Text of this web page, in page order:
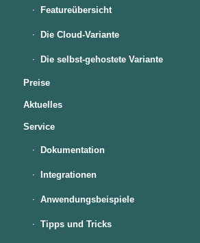
Featureübersicht
Die Cloud-Variante
Die selbst-gehostete Variante
Preise
Aktuelles
Service
Dokumentation
Integrationen
Anwendungsbeispiele
Tipps und Tricks